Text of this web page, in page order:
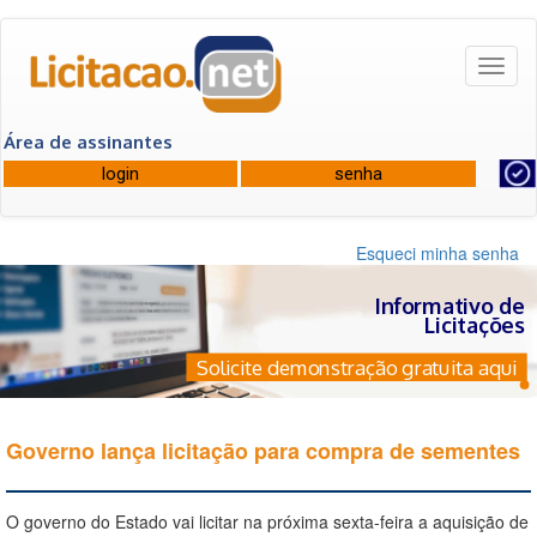
Área de assinantes
Esqueci minha senha
Informativo de
Licitações
Solicite demonstração gratuita aqui
Governo lança licitação para compra de sementes
O governo do Estado vai licitar na próxima sexta-feira a aquisição de